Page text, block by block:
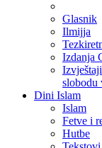
Glasnik
Ilmijja
Izdanja
slobodu
Dini Islam
Islam
Fetve i
Hutbe